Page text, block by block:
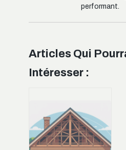
performant.
Articles Qui
Intéresser :